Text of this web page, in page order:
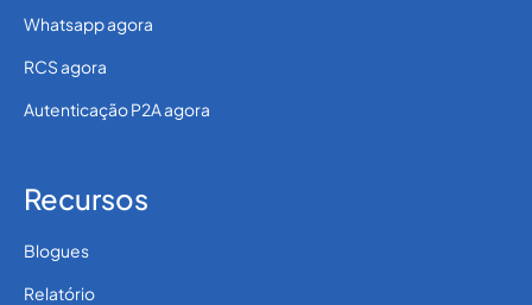
Whatsapp agora
RCS agora
Autenticação P2A agora
Recursos
Blogues
Relatório